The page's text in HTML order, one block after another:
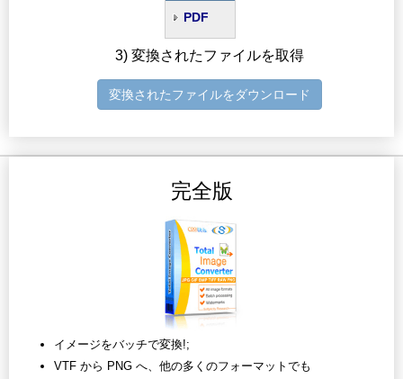
PDF
3) 変換されたファイルを取得
変換されたファイルをダウンロード
完全版
イメージをバッチで変換!;
VTF から PNG へ、他の多くのフォーマットでも